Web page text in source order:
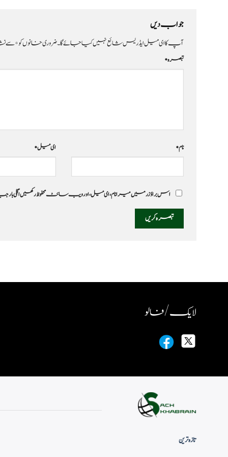
جواب دیں
آپ کا ای میل ایڈریس شائع نہیں کیا جائے گا۔ضروری خانوں کو*سے
تبصرہ*
نام* ای میل*
اس براؤزر میں میرا نام، ای میل، اور ویب سائٹ محفوظ رکھیں اگلی
لایک / فالو
تازہ ترین